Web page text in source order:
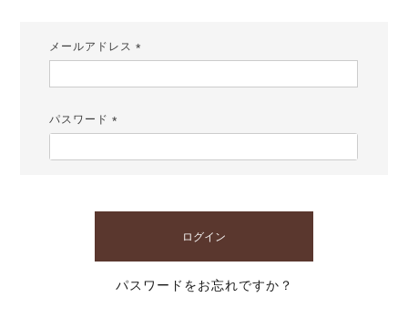
メールアドレス
パスワード
ログイン
パスワードをお忘れですか？